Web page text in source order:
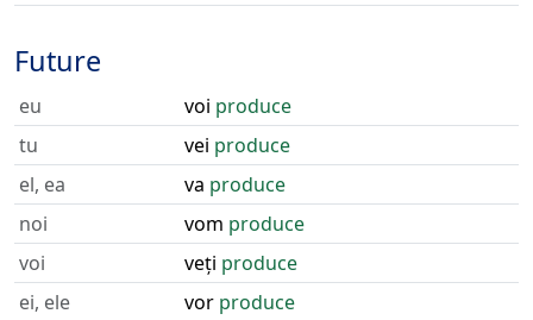
Future
eu voi produce
tu
vei produce
el, ea
va produce
noi
vom produce
voi
veți produce
ei, ele
vor produce